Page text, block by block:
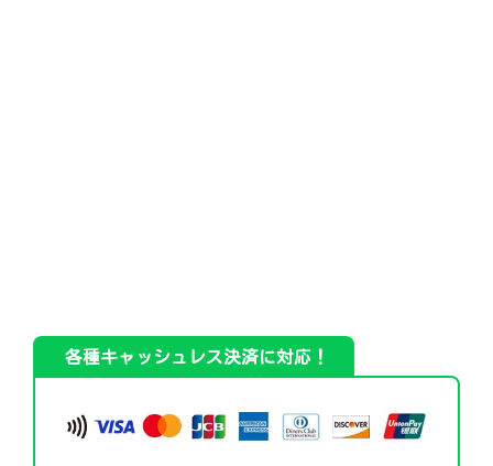
各種キャッシュレス決済に対応！